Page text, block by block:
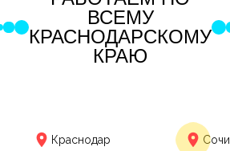
ВСЕМУ
КРАСНОДАРСКОМУ
КРАЮ
Краснодар Сочи